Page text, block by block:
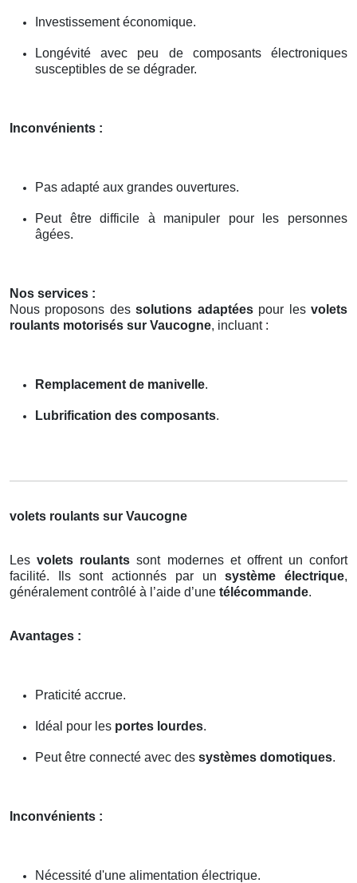
Investissement économique.
Longévité avec peu de composants électroniques
susceptibles de se dégrader.
Inconvénients :
Pas adapté aux grandes ouvertures.
Peut être difficile à manipuler pour les personnes
âgées.
Nos services :
Nous proposons dessolutions adaptéespour lesvolets
roulants motorisés sur Vaucogne, incluant :
Remplacement de manivelle.
Lubrification des composants.
volets roulants sur Vaucogne
Lesvolets roulants sont modernes et offrent un confort
facilité. Ils sont actionnés par unsystème électrique,
généralement contrôlé à l’aide d’une télécommande.
Avantages :
Praticité accrue.
Idéal pour les portes lourdes.
Peut être connecté avec des systèmes domotiques.
Inconvénients :
Nécessité d'une alimentation électrique.